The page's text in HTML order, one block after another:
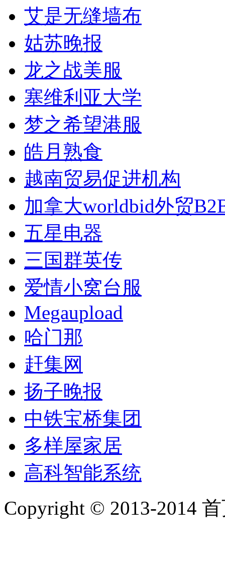
艾是无缝墙布
姑苏晚报
龙之战美服
塞维利亚大学
梦之希望港服
皓月熟食
越南贸易促进机构
加拿大worldbid外贸
五星电器
三国群英传
爱情小窝台服
Megaupload
哈门那
赶集网
扬子晚报
中铁宝桥集团
多样屋家居
高科智能系统
Copyright © 2013-2014